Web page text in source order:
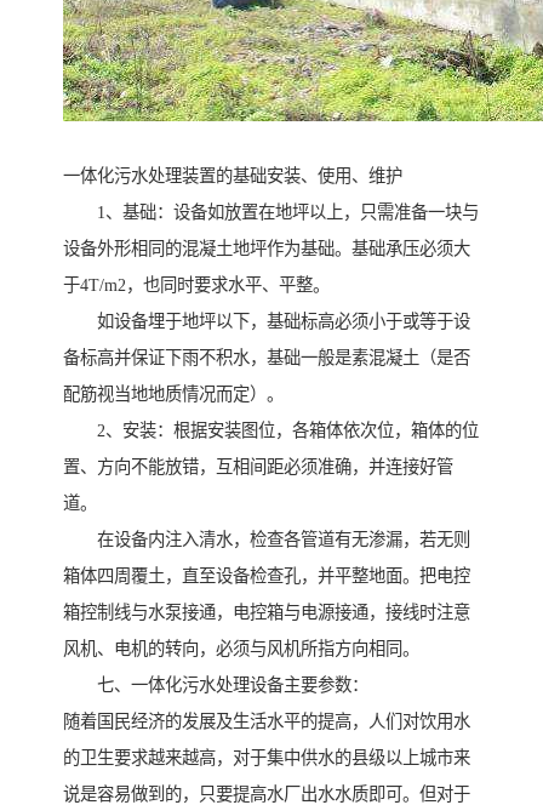
一体化污水处理装置的基础安装、使用、维护
1、基础：设备如放置在地坪以上，只需准备一块与
设备外形相同的混凝土地坪作为基础。基础承压必须大
于4T/m2，也同时要求水平、平整。
如设备埋于地坪以下，基础标高必须小于或等于设
备标高并保证下雨不积水，基础一般是素混凝土（是否
配筋视当地地质情况而定）。
2、安装：根据安装图位，各箱体依次位，箱体的位
置、方向不能放错，互相间距必须准确，并连接好管
道。
在设备内注入清水，检查各管道有无渗漏，若无则
箱体四周覆土，直至设备检查孔，并平整地面。把电控
箱控制线与水泵接通，电控箱与电源接通，接线时注意
风机、电机的转向，必须与风机所指方向相同。
七、一体化污水处理设备主要参数：
随着国民经济的发展及生活水平的提高，人们对饮用水
的卫生要求越来越高，对于集中供水的县级以上城市来
说是容易做到的，只要提高水厂出水水质即可。但对于